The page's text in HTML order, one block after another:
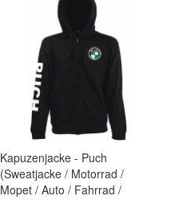
Kapuzenjacke - Puch
(Sweatjacke / Motorrad /
Mopet / Auto / Fahrrad /